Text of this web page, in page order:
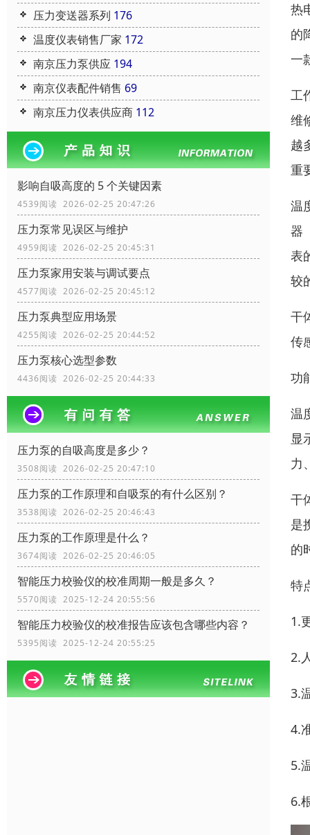
压力变送器系列 176
温度仪表销售厂家 172
南京压力泵供应 194
南京仪表配件销售 69
南京压力仪表供应商 112
影响自吸高度的 5 个关键因素
4539阅读 2026-02-25 20:47:26
压力泵常见误区与维护
4959阅读 2026-02-25 20:45:31
压力泵家用安装与调试要点
4577阅读 2026-02-25 20:45:12
压力泵典型应用场景
4255阅读 2026-02-25 20:44:52
压力泵核心选型参数
4436阅读 2026-02-25 20:44:33
压力泵的自吸高度是多少？
3508阅读 2026-02-25 20:47:10
压力泵的工作原理和自吸泵的有什么区别？
3538阅读 2026-02-25 20:46:43
压力泵的工作原理是什么？
3674阅读 2026-02-25 20:46:05
智能压力校验仪的校准周期一般是多久？
5570阅读 2025-12-24 20:55:56
智能压力校验仪的校准报告应该包含哪些内容？
5395阅读 2025-12-24 20:55:25
热
的
一
工
维
越
重
温
器
表
较
干
传
功
温
显
力
干
是
的
特
1.
2.
3.
4.
5.
6.